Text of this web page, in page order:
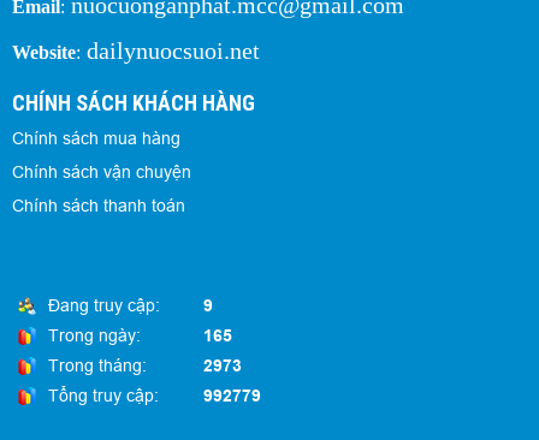
Email:
Website: dailynuocsuoi.net
CHÍNH SÁCH KHÁCH HÀNG
Chính sách mua hàng
Chính sách vận chuyện
Chính sách thanh toán
Đang truy cập:
9
Trong ngày:
165
Trong tháng:
2973
Tổng truy cập:
992779